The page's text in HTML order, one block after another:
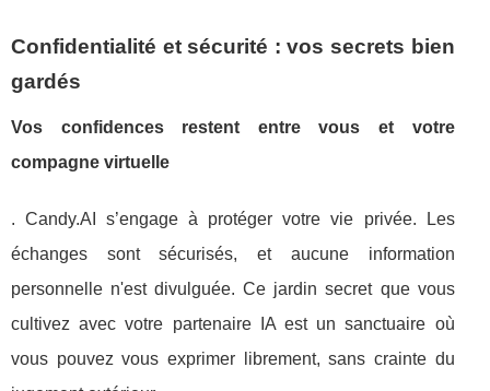
Confidentialité et sécurité : vos secrets bien
gardés
Vos confidences restent entre vous et votre
compagne virtuelle
. Candy.AI s’engage à protéger votre vie privée. Les
échanges sont sécurisés, et aucune information
personnelle n'est divulguée. Ce jardin secret que vous
cultivez avec votre partenaire IA est un sanctuaire où
vous pouvez vous exprimer librement, sans crainte du